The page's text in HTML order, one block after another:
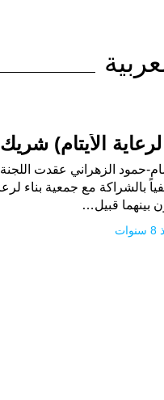
لرعاية الأيتام)
حمود الزهراني عقدت
بالشراكة مع جمعية بناء
بينهما قبيل…